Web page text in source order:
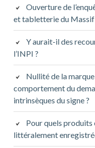
Ouverture de
et tabletterie du Massif
Y aurait-il des
l’INPI ?
Nullité de la
comportement du
intrinsèques du signe ?
Pour quels
littéralement